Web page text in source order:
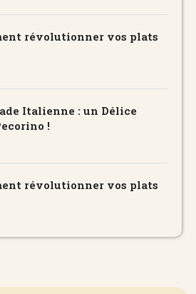
révolutionner vos plats
Italienne : un Délice
!
révolutionner vos plats